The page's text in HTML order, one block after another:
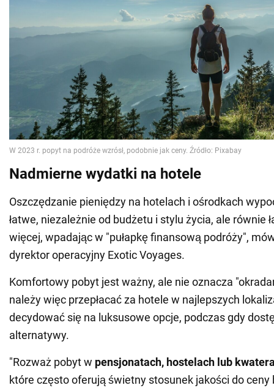
Nadmierne wydatki na hotele
Oszczędzanie pieniędzy na hotelach i ośrodkach
łatwe, niezależnie od budżetu i stylu życia, ale równie
więcej, wpadając w "pułapkę finansową podróży",
dyrektor operacyjny Exotic Voyages.
Komfortowy pobyt jest ważny, ale nie oznacza
należy więc przepłacać za hotele w najlepszych
decydować się na luksusowe opcje, podczas gdy
alternatywy.
"Rozważ pobyt w pensjonatach, hostelach lub
które często oferują świetny stosunek jakości do